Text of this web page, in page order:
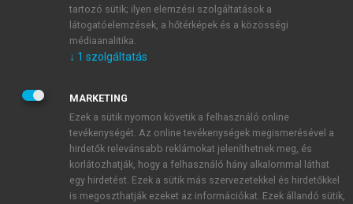
JELSZÓ
JELSZÓ ÚJRA
tartozó sütik; ilyen elemzési szolgáltatások a
látogatóelemzések, a hőtérképek és a közösségi
médiaanalitika.
↓ 1 szolgáltatás
MARKETING
Ezek a sütik nyomon követik a felhasználó online
tevékenységét. Az online tevékenységek megismerésével a
hirdetők relevánsabb reklámokat jeleníthetnek meg, és
korlátozhatják, hogy a felhasználó hány alkalommal láthat
egy hirdetést. Ezek a sütik más szervezetekkel és hirdetőkkel
is megoszthatják ezeket az információkat. Ezek állandó sütik,